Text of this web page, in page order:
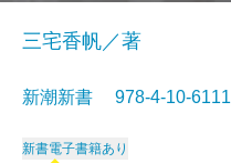
三宅香帆／著
新潮新書 978-4-10-
新書電子書籍あり